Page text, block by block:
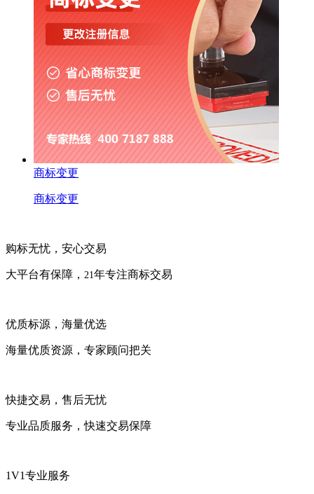
商标变更
商标变更
购标无忧，安心交易
大平台有保障， 21 年专注商标交易
优质标源，海量优选
海量优质资源，专家顾问把关
快捷交易，售后无忧
专业品质服务，快速交易保障
1V1专业服务